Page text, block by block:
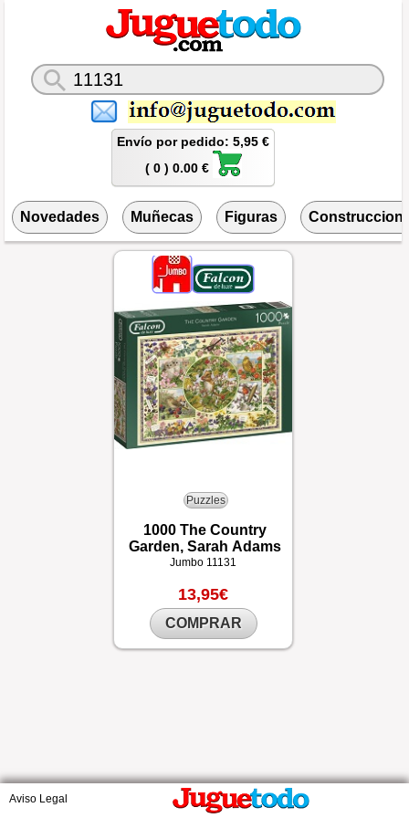
Envío por pedido: 5,95 €
( 0 ) 0.00 €
Novedades Muñecas Figuras
Puzzles
1000 The Country
Garden, Sarah Adams
Jumbo 11131
13,95€
COMPRAR
Aviso Legal